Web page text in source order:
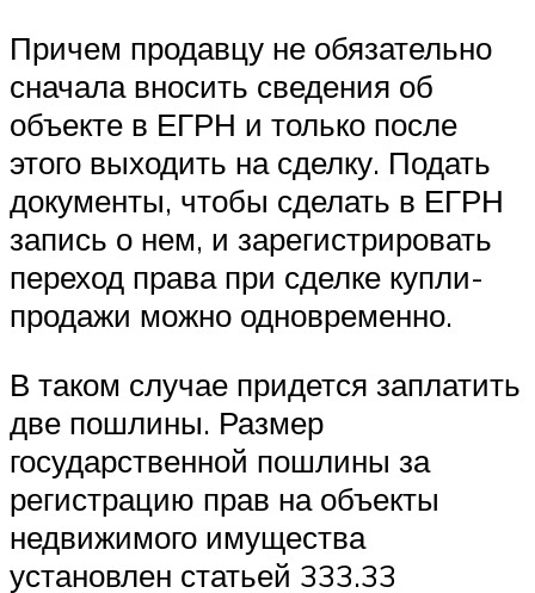
Причем продавцу не обязательно
сначала вносить сведения об
объекте в ЕГРН и только после
этого выходить на сделку. Подать
документы, чтобы сделать в ЕГРН
запись о нем, и зарегистрировать
переход права при сделке купли-
продажи можно одновременно.
В таком случае придется заплатить
две пошлины. Размер
государственной пошлины за
регистрацию прав на объекты
недвижимого имущества
установлен статьей 333.33